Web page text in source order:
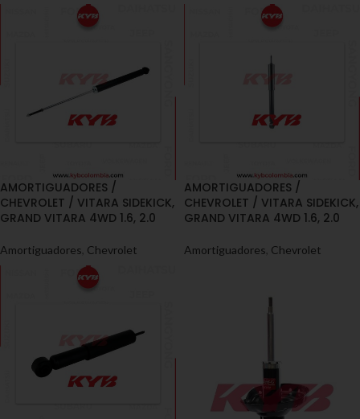
AMORTIGUADORES /
CHEVROLET / VITARA SIDEKICK,
GRAND VITARA 4WD 1.6, 2.0
Amortiguadores Chevrolet
AMORTIGUADORES /
CHEVROLET / VITARA SIDEKICK,
GRAND VITARA 4WD 1.6, 2.0
Amortiguadores Chevrolet